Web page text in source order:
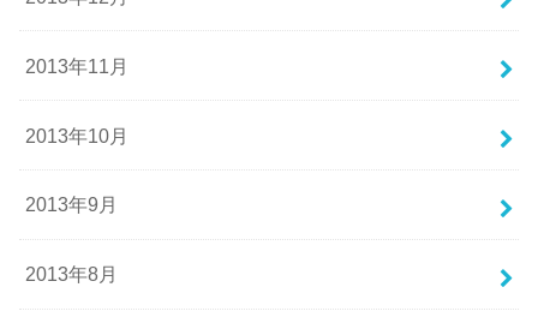
2013年11月
2013年10月
2013年9月
2013年8月